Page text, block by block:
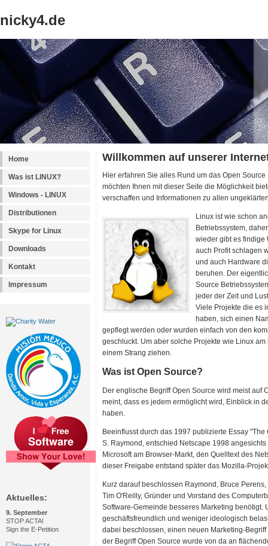
nicky4.de
Home
Was ist LINUX?
Windows - LINUX
Distributionen
Skype for Linux
Downloads
Kontakt
Impressum
Aktuelles:
9. September
STOP ACTA!
Sign the E-Petition
Willkommen auf unserer
Hier erfahren Sie alles Rund um das Open
möchten Ihnen mit dieser Seite die Möglichkeit
verschaffen und Informationen zu allen
Linux ist wie schon
Betriebssystem,
wieder gibt es findige
auch Profit schlagen
und auch Hardware
beruhen. Der
Source
jeder der Zeit und
Viele Projekte die es
haben, sich einen
gepflegt werden oder wurden einfach von den
geschluckt. Um aber solche Projekte wie Linux
einem Strang ziehen.
Was ist Open Source?
Der englische Begriff Open Source wird meist auf
meint, dass es jedem ermöglicht wird, Einblick in
haben.
Beeinflusst durch das 1997 publizierte Essay
S. Raymond, entschied Netscape 1998
Microsoft am Browser-Markt, den Quelltext des
dieser Freigabe entstand später das Mozilla-
Kurz darauf beschlossen Raymond, Bruce
Tim O'Reilly, Gründer und Vorstand des
Software-Gemeinde besseres Marketing benötigt.
geschäftsfreundlich und weniger ideologisch
dabei beschlossen, einen neuen Marketing-
der Begriff Open Source wurde von da an